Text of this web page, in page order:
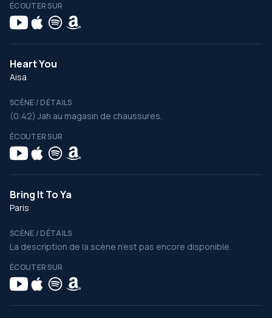
ÉCOUTER SUR
Heart You
Aisa
SCÈNE / DÉTAILS
(0:42) Jah au magasin de chaussures.
ÉCOUTER SUR
Bring It To Ya
Paris
SCÈNE / DÉTAILS
La description de la scène n’est pas encore disponible.
ÉCOUTER SUR